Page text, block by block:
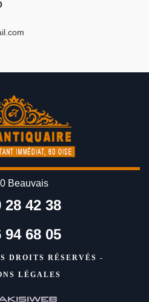
Beauvais
28 42 38
94 68 05
DROITS RÉSERVÉS -
LÉGALES